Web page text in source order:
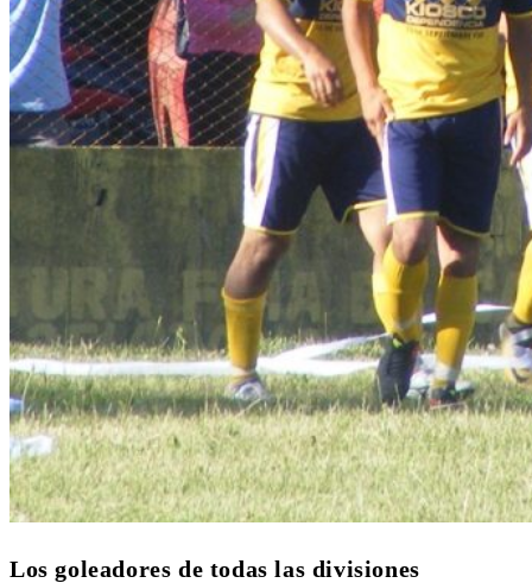
Los goleadores de todas las divisiones